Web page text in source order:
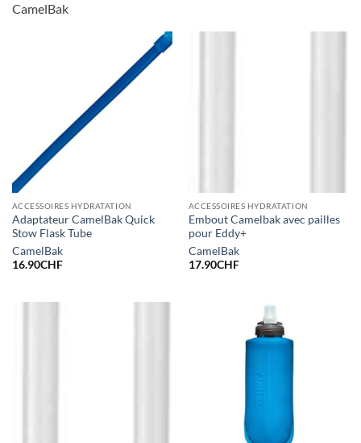
CamelBak
ACCESSOIRES HYDRATATION
Adaptateur CamelBak Quick
Stow Flask Tube
CamelBak
16.90CHF
ACCESSOIRES HYDRATATION
Embout Camelbak avec pailles
pour Eddy+
CamelBak
17.90CHF